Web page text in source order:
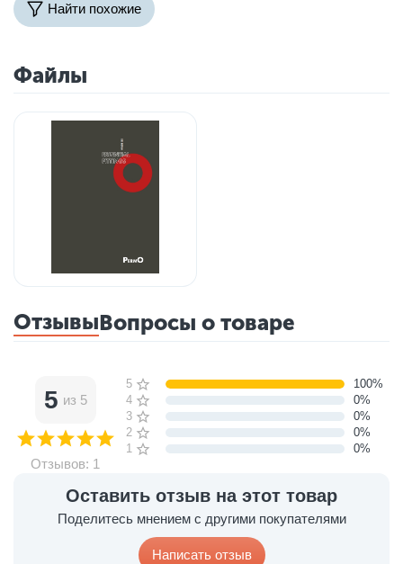
Найти похожие
Файлы
ОтзывыВопросы о товаре
Оставить отзыв на этот товар
Поделитесь мнением с другими покупателями
Написать отзыв
5 из 5
Отзывов: 1
5 звёзд
100%
4 звезды
0%
3 звезды
0%
2 звезды
0%
1 звезда
0%